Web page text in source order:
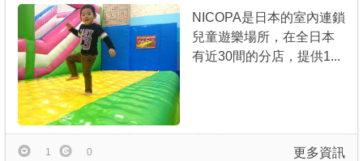
最新留言
商家合作
推薦景點
NICOPA是日本的室內連鎖
兒童遊樂場所，在全日本
有近30間的分店，提供1...
更多資訊
1 0